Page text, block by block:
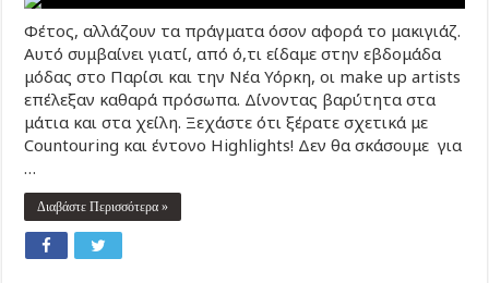
Φέτος, αλλάζουν τα πράγματα όσον αφορά το μακιγιάζ.
Αυτό συμβαίνει γιατί, από ό,τι είδαμε στην εβδομάδα
μόδας στο Παρίσι και την Νέα Υόρκη, οι make up artists
επέλεξαν καθαρά πρόσωπα. Δίνοντας βαρύτητα στα
μάτια και στα χείλη. Ξεχάστε ότι ξέρατε σχετικά με
Countouring και έντονο Highlights! Δεν θα σκάσουμε για
…
Διαβάστε Περισσότερα »